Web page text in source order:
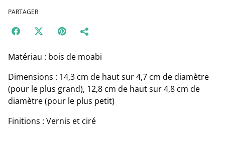
PARTAGER
Matériau : bois de moabi
Dimensions : 14,3 cm de haut sur 4,7 cm de diamètre
(pour le plus grand), 12,8 cm de haut sur 4,8 cm de
diamètre (pour le plus petit)
Finitions : Vernis et ciré